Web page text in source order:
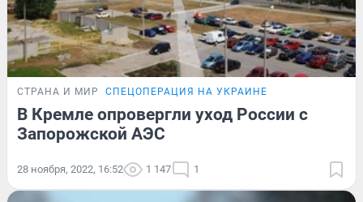
СТРАНА И МИР СПЕЦОПЕРАЦИЯ НА УКРАИНЕ
В Кремле опровергли уход России с
Запорожской АЭС
28 ноября, 2022, 16:52 1 147 1